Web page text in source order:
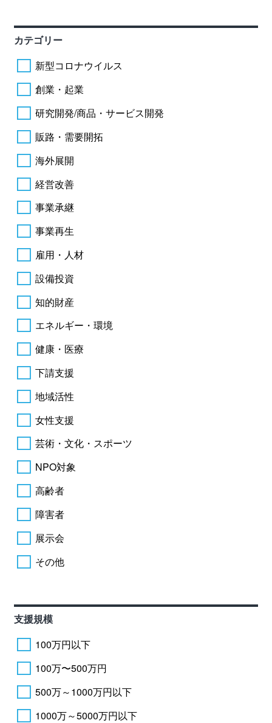
カテゴリー
新型コロナウイルス
創業・起業
研究開発/商品・サービス開発
販路・需要開拓
海外展開
経営改善
事業承継
事業再生
雇用・人材
設備投資
知的財産
エネルギー・環境
健康・医療
下請支援
地域活性
女性支援
芸術・文化・スポーツ
NPO対象
高齢者
障害者
展示会
その他
支援規模
100万円以下
100万〜500万円
500万～1000万円以下
1000万～5000万円以下